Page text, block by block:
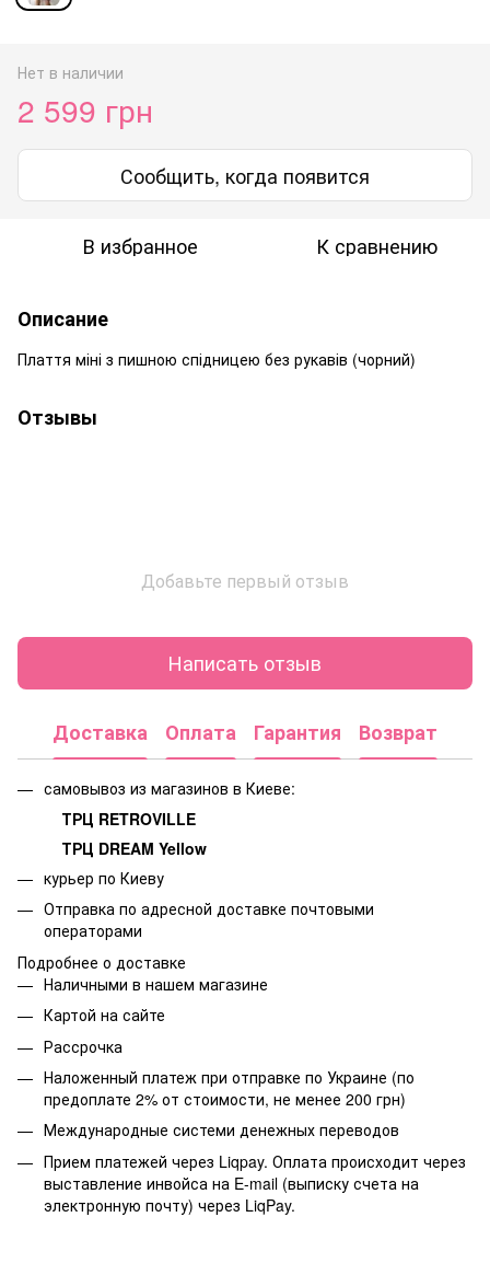
Нет в наличии
2 599 грн
Сообщить, когда появится
В избранное К сравнению
Описание
Плаття міні з пишною спідницею без рукавів (чорний)
Отзывы
Добавьте первый отзыв
Написать отзыв
Доставка Оплата Гарантия Возврат
самовывоз из магазинов в Киеве:
ТРЦ RETROVILLE
ТРЦ DREAM Yellow
курьер по Киеву
Отправка по адресной доставке почтовыми
операторами
Подробнее о доставке
Наличными в нашем магазине
Картой на сайте
Рассрочка
Наложенный платеж при отправке по Украине (по
предоплате 2% от стоимости, не менее 200 грн)
Международные системи денежных переводов
Прием платежей через Liqpay. Оплата происходит через
выставление инвойса на E-mail (выписку счета на
электронную почту) через LiqPay.